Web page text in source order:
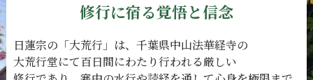
修行に宿る覚悟と信念
日蓮宗の 「大荒行」は、 千葉県中山法華経寺の
大荒行堂にて百日間にわたり行われる厳しい